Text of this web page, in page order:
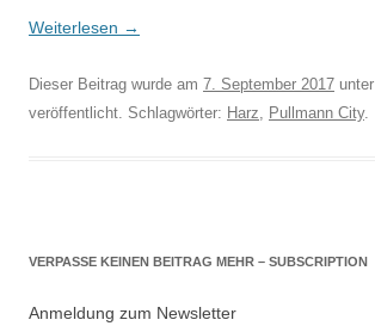
Weiterlesen →
Dieser Beitrag wurde am 7. September 2017 unter
veröffentlicht. Schlagwörter: Harz Pullmann City.
VERPASSE KEINEN BEITRAG MEHR – SUBSCRIPTION
Anmeldung zum Newsletter